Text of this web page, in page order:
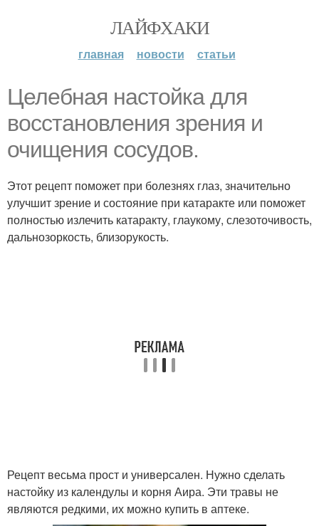
ЛАЙФХАКИ
главная новости статьи
Целебная настойка для
восстановления зрения и
очищения сосудов.
Этот рецепт поможет при болезнях глаз, значительно
улучшит зрение и состояние при катаракте или поможет
полностью излечить катаракту, глаукому, слезоточивость,
дальнозоркость, близорукость.
Рецепт весьма прост и универсален. Нужно сделать
настойку из календулы и корня Аира. Эти травы не
являются редкими, их можно купить в аптеке.